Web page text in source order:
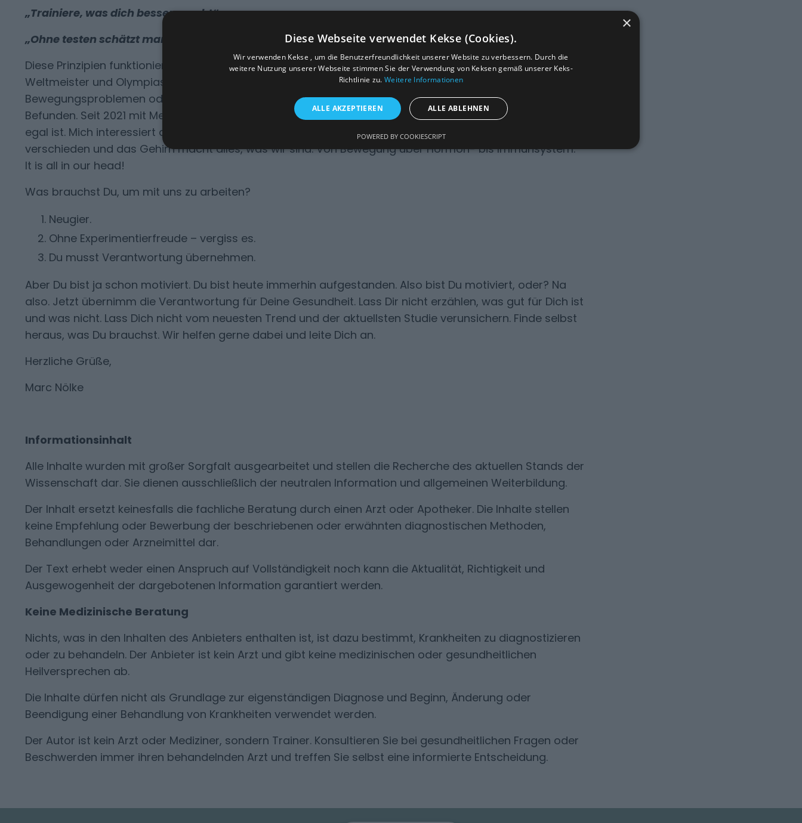
„Trainiere, was dich besser macht“
„Ohne testen schätzt man nur.“
Diese Prinzipien funktionieren – und zwar äußerst zuverlässig und disziplinübergreifend. Einen Haufen
Weltmeister und Olympiasieger habe ich so trainiert. Nach den selben Prinzipien später Menschen mit
Bewegungsproblemen oder Schmerzen. Oder Menschen mit orthopädischen oder neurologischen
Befunden. Seit 2021 mit Menschen, die an Post oder Long Covid leiden - wobei mir die Diagnose relativ
egal ist. Mich interessiert der Mensch. Die Lösung eines Problems ist bei jedem anders. Denn Gehirne sind
verschieden und das Gehirn macht alles, was wir sind. Von Bewegung über Hormon- bis Immunsystem.
It is all in our head!
Was brauchst Du, um mit uns zu arbeiten?
Neugier.
Ohne Experimentierfreude – vergiss es.
Du musst Verantwortung übernehmen.
Aber Du bist ja schon motiviert. Du bist heute immerhin aufgestanden. Also bist Du motiviert, oder? Na
also. Jetzt übernimm die Verantwortung für Deine Gesundheit. Lass Dir nicht erzählen, was gut für Dich ist
und was nicht. Lass Dich nicht vom neuesten Trend und der aktuellsten Studie verunsichern. Finde selbst
heraus, was Du brauchst. Wir helfen gerne dabei und leite Dich an.
Herzliche Grüße,
Marc Nölke
Informationsinhalt
Alle Inhalte wurden mit großer Sorgfalt ausgearbeitet und stellen die Recherche des aktuellen Stands der
Wissenschaft dar. Sie dienen ausschließlich der neutralen Information und allgemeinen Weiterbildung.
Der Inhalt ersetzt keinesfalls die fachliche Beratung durch einen Arzt oder Apotheker. Die Inhalte stellen
keine Empfehlung oder Bewerbung der beschriebenen oder erwähnten diagnostischen Methoden,
Behandlungen oder Arzneimittel dar.
Der Text erhebt weder einen Anspruch auf Vollständigkeit noch kann die Aktualität, Richtigkeit und
Ausgewogenheit der dargebotenen Information garantiert werden.
Keine Medizinische Beratung
Nichts, was in den Inhalten des Anbieters enthalten ist, ist dazu bestimmt, Krankheiten zu diagnostizieren
oder zu behandeln. Der Anbieter ist kein Arzt und gibt keine medizinischen oder gesundheitlichen
Heilversprechen ab.
Die Inhalte dürfen nicht als Grundlage zur eigenständigen Diagnose und Beginn, Änderung oder
Beendigung einer Behandlung von Krankheiten verwendet werden.
Der Autor ist kein Arzt oder Mediziner, sondern Trainer. Konsultieren Sie bei gesundheitlichen Fragen oder
Beschwerden immer ihren behandelnden Arzt und treffen Sie selbst eine informierte Entscheidung.
×
Diese Webseite verwendet Kekse (Cookies).
Wir verwenden Kekse , um die Benutzerfreundlichkeit unserer Website zu verbessern. Durch die
weitere Nutzung unserer Webseite stimmen Sie der Verwendung von Keksen gemäß unserer Keks-
Richtlinie zu.Weitere Informationen
ALLE AKZEPTIEREN ALLE ABLEHNEN
POWERED BY COOKIESCRIPT